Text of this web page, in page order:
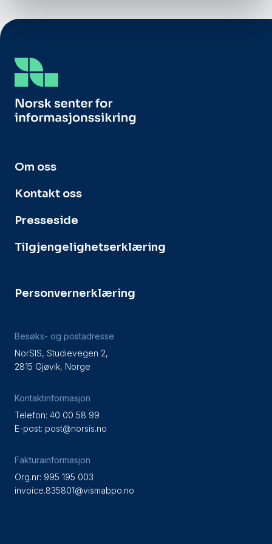
Om oss
Kontakt oss
Presseside
Tilgjengelighetserklæring
Personvernerklæring
Besøks- og postadresse
NorSIS, Studievegen 2,
2815 Gjøvik, Norge
Kontaktinformasjon
Telefon: 40 00 58 99
E-post: post@norsis.no
Fakturainformasjon
Org.nr: 995 195 003
invoice.835801@vismabpo.no